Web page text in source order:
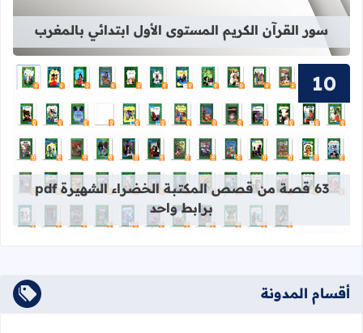
سور القرآن الكريم المستوى الأول ابتدائي بالمغرب
قراءة المزيد عن 63 قصة من قصص المكتبة الخضراء الشهيرة pdf برابط واحد
63 قصة من قصص المكتبة الخضراء الشهيرة pdf
برابط واحد
أقسام المدونة